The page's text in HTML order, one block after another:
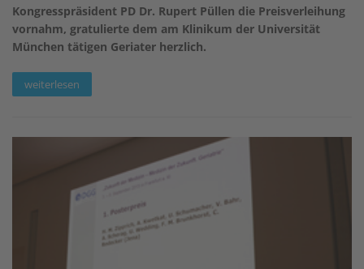
Kongresspräsident PD Dr. Rupert Püllen die Preisverleihung
vornahm, gratulierte dem am Klinikum der Universität
München tätigen Geriater herzlich.
weiterlesen